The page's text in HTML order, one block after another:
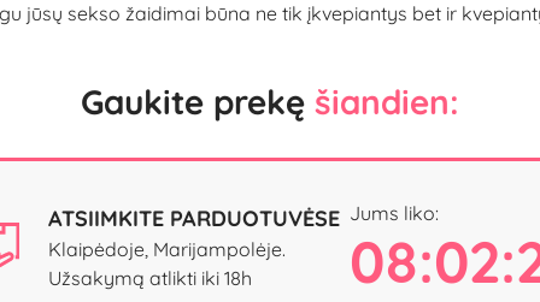
jūsų sekso žaidimai būna ne tik įkvepiantys bet ir
Gaukite prekę šiandien:
ATSIIMKITE PARDUOTUVĖSE
Klaipėdoje, Marijampolėje.
Užsakymą atlikti iki 18h
Jums liko: